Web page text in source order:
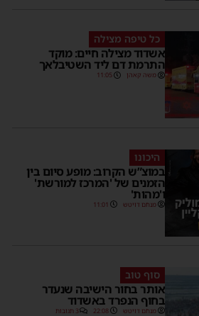
כל טיפה מצילה
אשדוד מצילה חיים: מוקד
התרמת דם ליד השטיבלאך
משה קאהן 11:05
היכונו
במוצ”ש הקרוב: מופע סיום בין
הזמנים של 'המרכז למורשת'
ו'מהות'
מנחם דויטש 11:01
סוף טוב
אותר בחור הישיבה שנעדר
בחוף הנפרד באשדוד
מנחם דויטש 22:08 3 תגובות